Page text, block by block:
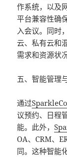
作系统，以及
平台兼容性确
入会议。同时
云、私有云和
需求和资源状
五、智能管理
通过
议预约、日程
能。此外，
OA、CRM、
同。这种智能